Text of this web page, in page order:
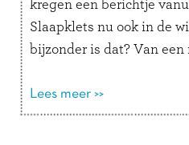
kregen een berichtje
Slaapklets nu ook in de
bijzonder is dat? Van
verder
Lees meer >>